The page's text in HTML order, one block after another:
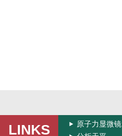
LINKS 原子力显微镜